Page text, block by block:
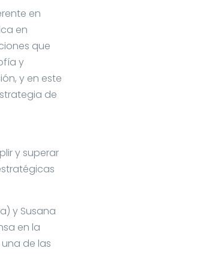
en
en
que
y
y en este
de
y superar
y Susana
en la
una de las